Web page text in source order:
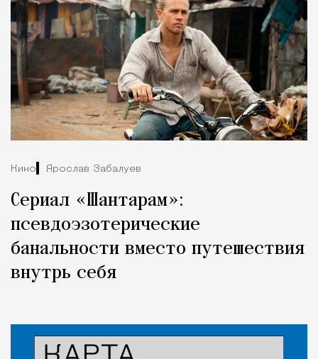
Кино Ярослав Забалуев
Сериал «Шантарам»:
псевдоэзотерические
банальности вместо путешествия
внутрь себя